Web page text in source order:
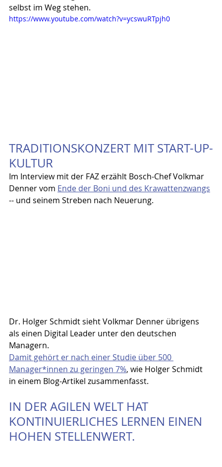
selbst im Weg stehen.
https://www.youtube.com/watch?v=ycswuRTpjh0
TRADITIONSKONZERT MIT START-UP-
KULTUR
Im Interview mit der FAZ erzählt Bosch-Chef Volkmar
Denner vom Ende der Boni und des Krawattenzwangs
-- und seinem Streben nach Neuerung.
Dr. Holger Schmidt sieht Volkmar Denner übrigens
als einen Digital Leader unter den deutschen
Managern.
Damit gehört er nach einer Studie über 500
Manager*innen zu geringen 7%, wie Holger Schmidt
in einem Blog-Artikel zusammenfasst.
IN DER AGILEN WELT HAT
KONTINUIERLICHES LERNEN EINEN
HOHEN STELLENWERT.